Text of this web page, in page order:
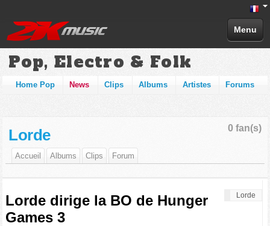
Menu
Pop, Electro & Folk
Home Pop News Clips Albums Artistes Forums
0 fan(s)
Lorde
Accueil Albums Clips Forum
Lorde
Lorde dirige la BO de Hunger
Games 3